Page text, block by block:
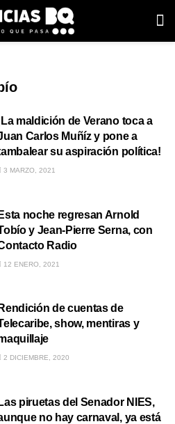
maldición de Verano toca a
Carlos Muñíz y pone a
su aspiración política!
3 MARZO, 2021
Esta noche regresan Arnold
y Jean-Pierre Serna, con
Radio
12 ENERO, 2021
Rendición de cuentas de
show, mentiras y
2 DICIEMBRE, 2020
Las piruetas del Senador NIES,
no hay carnaval, ya está